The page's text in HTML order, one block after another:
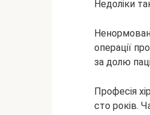
Недоліки
операції
за долю
Професія
сто років.